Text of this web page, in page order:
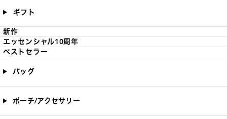
ギフト
新作
エッセンシャル10周年
ベストセラー
バッグ
ポーチ/アクセサリー